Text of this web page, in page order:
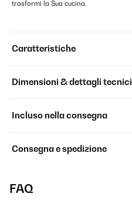
trasformi la Sua cucina.
Caratteristiche
Dimensioni & dettagli tecnici
Incluso nella consegna
Consegna e spedizione
FAQ